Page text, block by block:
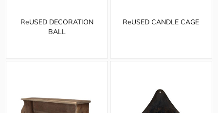
ReUSED DECORATION
BALL
ReUSED CANDLE CAGE